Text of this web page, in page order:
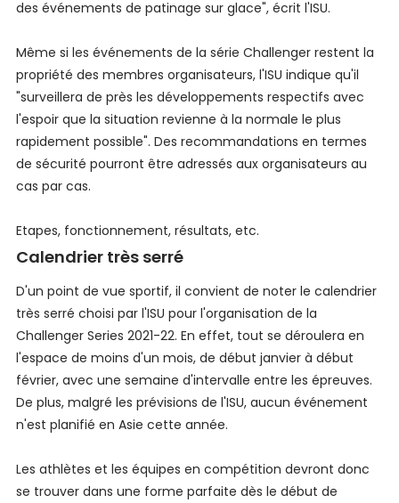
des événements de patinage sur glace", écrit l'ISU.
Même si les événements de la série Challenger restent la
propriété des membres organisateurs, l'ISU indique qu'il
"surveillera de près les développements respectifs avec
l'espoir que la situation revienne à la normale le plus
rapidement possible". Des recommandations en termes
de sécurité pourront être adressés aux organisateurs au
cas par cas.
Etapes, fonctionnement, résultats, etc.
Calendrier très serré
D'un point de vue sportif, il convient de noter le calendrier
très serré choisi par l'ISU pour l'organisation de la
Challenger Series 2021-22. En effet, tout se déroulera en
l'espace de moins d'un mois, de début janvier à début
février, avec une semaine d'intervalle entre les épreuves.
De plus, malgré les prévisions de l'ISU, aucun événement
n'est planifié en Asie cette année.
Les athlètes et les équipes en compétition devront donc
se trouver dans une forme parfaite dès le début de